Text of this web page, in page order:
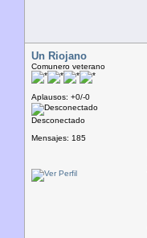
Un Riojano
Comunero veterano
Aplausos: +0/-0
Desconectado
Mensajes: 185